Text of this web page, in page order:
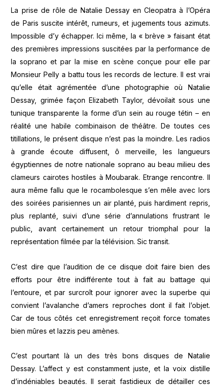
La prise de rôle de Natalie Dessay en Cleopatra à l’Opéra
de Paris suscite intérêt, rumeurs, et jugements tous azimuts.
Impossible d’y échapper. Ici même, la « brève » faisant état
des premières impressions suscitées par la performance de
la soprano et par la mise en scène conçue pour elle par
Monsieur Pelly a battu tous les records de lecture. Il est vrai
qu’elle était agrémentée d’une photographie où Natalie
Dessay, grimée façon Elizabeth Taylor, dévoilait sous une
tunique transparente la forme d’un sein au rouge tétin – en
réalité une habile combinaison de théâtre. De toutes ces
titillations, le présent disque n’est pas la moindre. Les radios
à grande écoute diffusent, ô merveille, les langueurs
égyptiennes de notre nationale soprano au beau milieu des
clameurs cairotes hostiles à Moubarak. Etrange rencontre. Il
aura même fallu que le rocambolesque s’en mêle avec lors
des soirées parisiennes un air planté, puis hardiment repris,
plus replanté, suivi d’une série d’annulations frustrant le
public, avant certainement un retour triomphal pour la
représentation filmée par la télévision. Sic transit.
C’est dire que l’audition de ce disque doit faire bien des
efforts pour être indifférente tout à fait au battage qui
l’entoure, et par surcroît pour ignorer avec la superbe qui
convient l’avalanche d’amers reproches dont il fait l’objet.
Car de tous côtés cet enregistrement reçoit force tomates
bien mûres et lazzis peu amènes.
C’est pourtant là un des très bons disques de Natalie
Dessay. L’affect y est constamment juste, et la voix distille
d’indéniables beautés. Il serait fastidieux de détailler ces